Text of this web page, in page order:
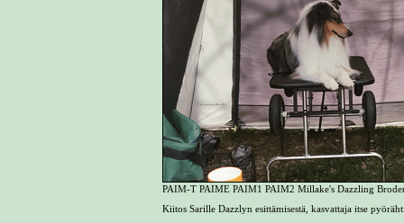
PAIM-T PAIME PAIM1 PAIM2 Millake's Dazzling
Kiitos Sarille Dazzlyn esittämisestä, kasvattaja itse